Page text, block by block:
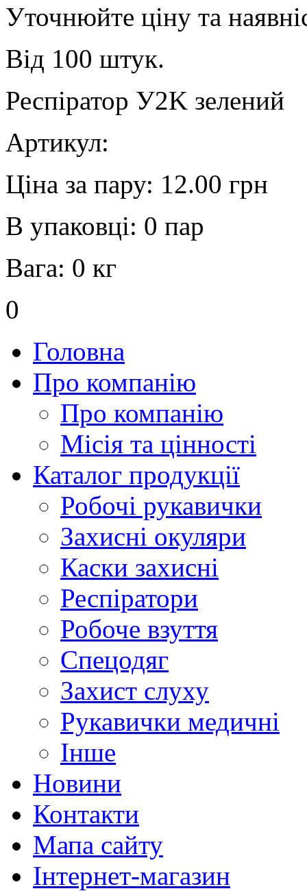
Уточнюйте ціну та
Від 100 штук.
Респіратор У2K зелений
Артикул:
Ціна за пару: 12.00 грн
В упаковці: 0 пар
Вага: 0 кг
0
Головна
Про компанію
Про компанію
Місія та цінності
Каталог продукції
Робочі рукавички
Захисні окуляри
Каски захисні
Респіратори
Робоче взуття
Спецодяг
Захист слуху
Рукавички медичні
Інше
Новини
Контакти
Мапа сайту
Інтернет-магазин